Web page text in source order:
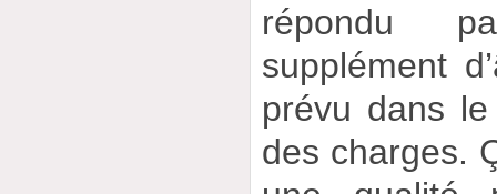
répondu
supplément
prévu dans
des charges.